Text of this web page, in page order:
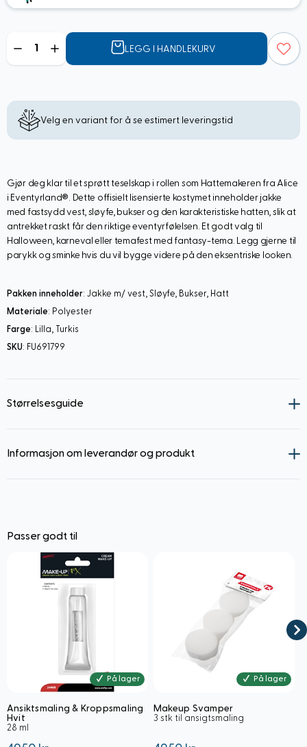
LEGG I HANDLEKURV
Velg en variant for å se estimert leveringstid
Gjør deg klar til et sprøtt teselskap i rollen som Hattemakeren fra Alice
i Eventyrland®. Dette offisielt lisensierte kostymet inneholder jakke
med fastsydd vest, sløyfe, bukser og den karakteristiske hatten, slik at
antrekket raskt får den riktige eventyrfølelsen. Et godt valg til
Halloween, karneval eller temafest med fantasy-tema. Legg gjerne til
parykk og sminke hvis du vil bygge videre på den eksentriske looken.
Pakken inneholder: Jakke m/ vest, Sløyfe, Bukser, Hatt
Materiale: Polyester
Farge: Lilla, Turkis
SKU: FU691799
Størrelsesguide
Informasjon om leverandør og produkt
Passer godt til
Navigating through the elements of the carousel is possible
Press to skip carousel
Press to go to carousel navigation
På lager
Ansiktsmaling & Kroppsmaling
Hvit
28 ml
På lager
Makeup Svamper
3 stk til ansigtsmaling